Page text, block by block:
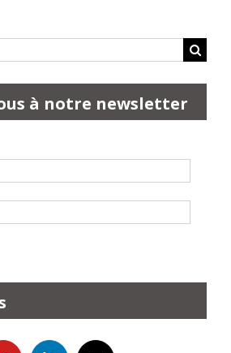
à notre newsletter